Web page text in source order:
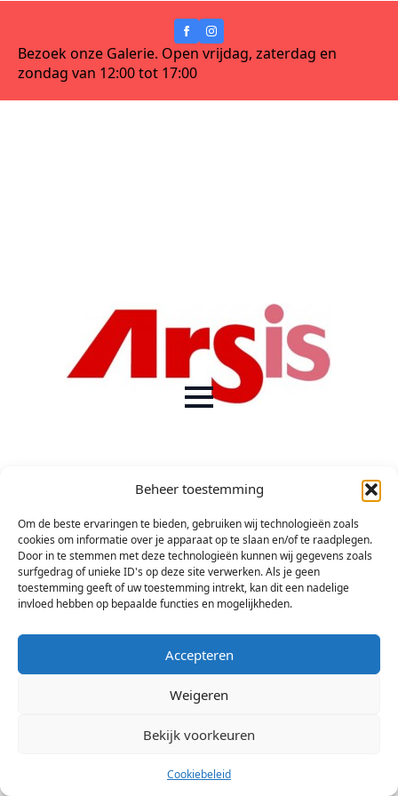
Beheer toestemming
Om de beste ervaringen te bieden, gebruiken wij technologieën zoals
cookies om informatie over je apparaat op te slaan en/of te raadplegen.
Door in te stemmen met deze technologieën kunnen wij gegevens zoals
surfgedrag of unieke ID's op deze site verwerken. Als je geen
toestemming geeft of uw toestemming intrekt, kan dit een nadelige
invloed hebben op bepaalde functies en mogelijkheden.
Accepteren
Weigeren
Bekijk voorkeuren
Cookiebeleid
Bezoek onze Galerie. Open vrijdag, zaterdag en
zondag van 12:00 tot 17:00
© 2026 Stichting Arsis Kunst en Societeit